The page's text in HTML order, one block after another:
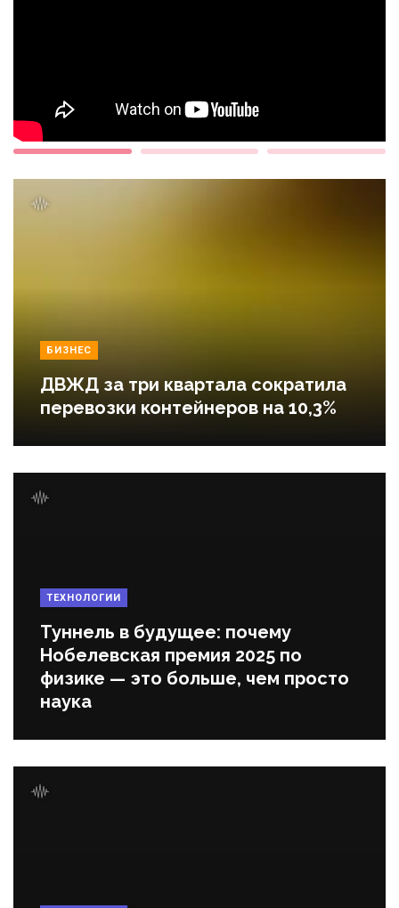
БИЗНЕС
ДВЖД за три квартала сократила
перевозки контейнеров на 10,3%
ТЕХНОЛОГИИ
Туннель в будущее: почему
Нобелевская премия 2025 по
физике — это больше, чем просто
наука